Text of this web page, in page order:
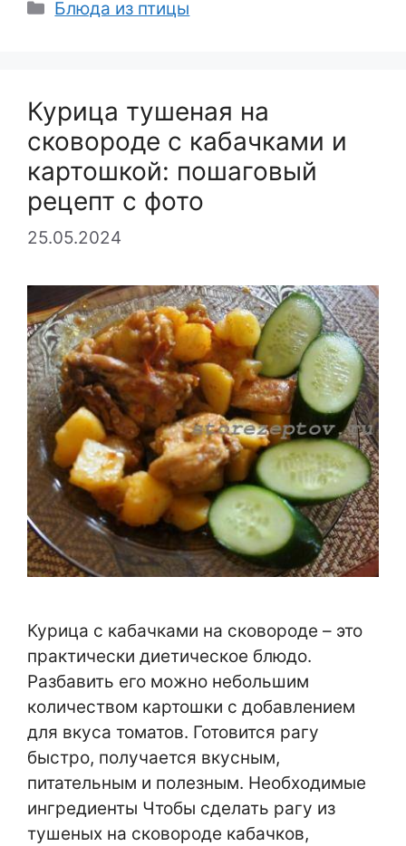
Рубрики
Блюда из птицы
Курица тушеная на
сковороде с кабачками и
картошкой: пошаговый
рецепт с фото
25.05.2024
Курица с кабачками на сковороде – это
практически диетическое блюдо.
Разбавить его можно небольшим
количеством картошки с добавлением
для вкуса томатов. Готовится рагу
быстро, получается вкусным,
питательным и полезным. Необходимые
ингредиенты Чтобы сделать рагу из
тушеных на сковороде кабачков,